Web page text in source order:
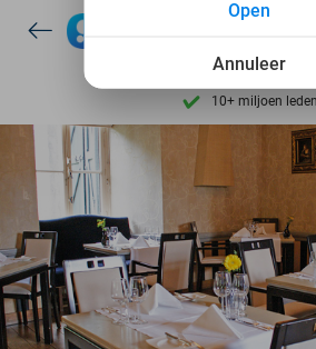
Ontdek 15.000+
7 dagen per week
10+ miljoen leden
op basis
Ontdek 15.000+
7 dagen per week
10+ miljoen leden
Annuleer
Open